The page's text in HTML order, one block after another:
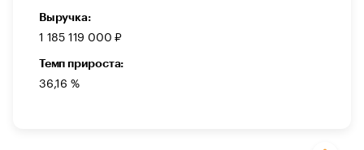
Выручка:
1 185 119 000 ₽
Темп прироста:
36,16 %